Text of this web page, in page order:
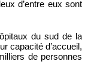
d’entre eux sont
du sud de la
capacité d’accueil,
de personnes